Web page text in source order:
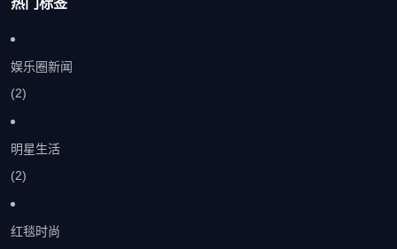
娱乐圈新闻
(2)
明星生活
(2)
红毯时尚